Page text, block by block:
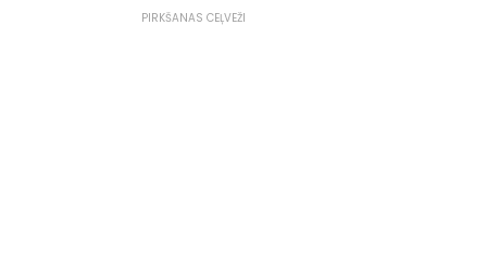
PIRKŠANAS CEĻVEŽI